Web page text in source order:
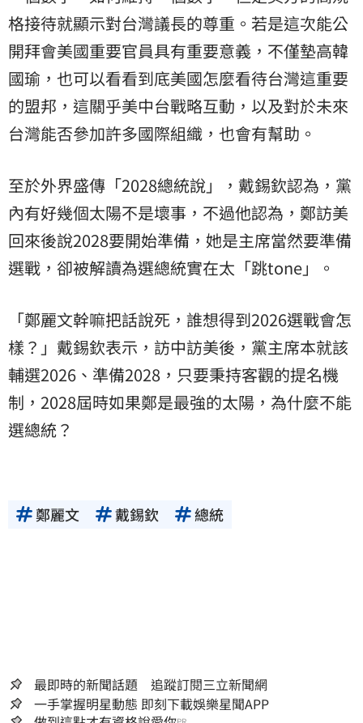
格接待就顯示對台灣議長的尊重。若是這次能公
開拜會美國重要官員具有重要意義，不僅墊高韓
國瑜，也可以看看到底美國怎麼看待台灣這重要
的盟邦，這關乎美中台戰略互動，以及對於未來
台灣能否參加許多國際組織，也會有幫助。
至於外界盛傳「2028總統說」，戴錫欽認為，黨
內有好幾個太陽不是壞事，不過他認為，鄭訪美
回來後說2028要開始準備，她是主席當然要準備
選戰，卻被解讀為選總統實在太「跳tone」。
「鄭麗文幹嘛把話說死，誰想得到2026選戰會怎
樣？」戴錫欽表示，訪中訪美後，黨主席本就該
輔選2026、準備2028，只要秉持客觀的提名機
制，2028屆時如果鄭是最強的太陽，為什麼不能
選總統？
鄭麗文 戴錫欽 總統
最即時的新聞話題 追蹤訂閱三立新聞網
一手掌握明星動態 即刻下載娛樂星聞APP